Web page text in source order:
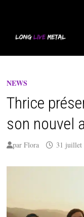
NEWS
Thrice
son nouvel
parFlora 31 juillet